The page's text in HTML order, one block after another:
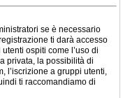
se è necessario
ti darà accesso
ospiti come l’uso di
privata, la possibilità di
l’iscrizione a gruppi utenti,
ti raccomandiamo di